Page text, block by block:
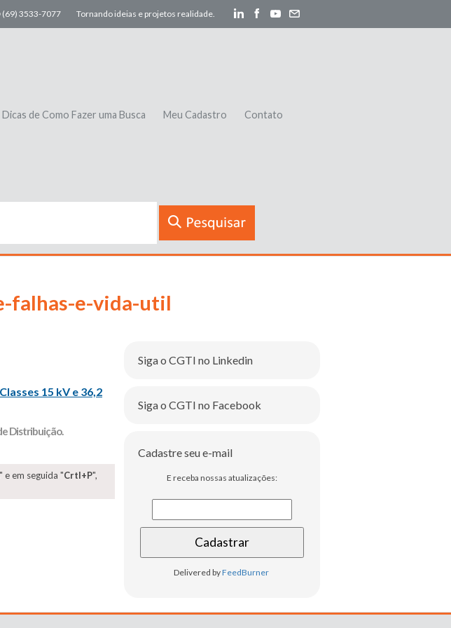
(69) 3533-7077 Tornando ideias e projetos realidade.
Dicas de Como Fazer uma Busca Meu Cadastro Contato
falhas-e-vida-util
15 kV e 36,2
Distribuição.
" e em seguida "Crtl+P",
Siga o CGTI no Linkedin
Siga o CGTI no Facebook
Cadastre seu e-mail
E receba nossas atualizações:
Delivered byFeedBurner